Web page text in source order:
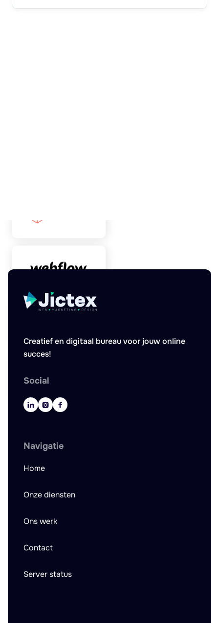
Creatief en digitaal bureau voor jouw online
succes!
Social
  
Navigatie
Home
Onze diensten
Ons werk
Contact
Server status